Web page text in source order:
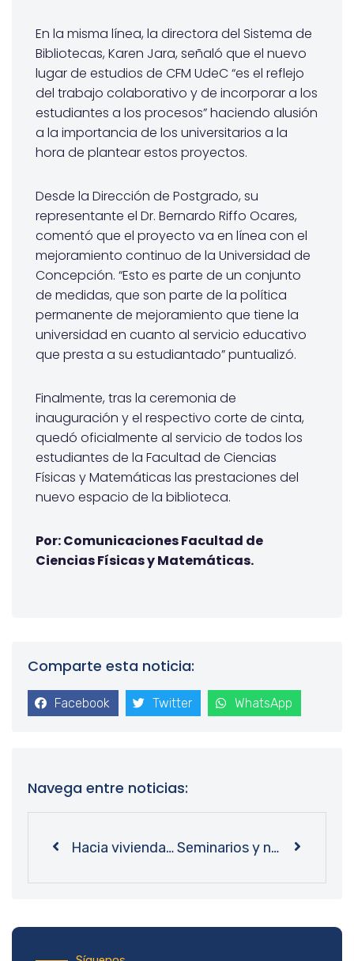
En la misma línea, la directora del Sistema de
Bibliotecas, Karen Jara, señaló que el nuevo
lugar de estudios de CFM UdeC “es el reflejo
del trabajo colaborativo y de incorporar a los
estudiantes a los procesos” haciendo alusión
a la importancia de los universitarios a la
hora de plantear estos proyectos.
Desde la Dirección de Postgrado, su
representante el Dr. Bernardo Riffo Ocares,
comentó que el proyecto va en línea con el
mejoramiento continuo de la Universidad de
Concepción. “Esto es parte de un conjunto
de medidas, que son parte de la política
permanente de mejoramiento que tiene la
universidad en cuanto al servicio educativo
que presta a su estudiantado” puntualizó.
Finalmente, tras la ceremonia de
inauguración y el respectivo corte de cinta,
quedó oficialmente al servicio de todos los
estudiantes de la Facultad de Ciencias
Físicas y Matemáticas las prestaciones del
nuevo espacio de la biblioteca.
Por: Comunicaciones Facultad de
Ciencias Físicas y Matemáticas.
Comparte esta noticia:
Facebook Twitter WhatsApp
Navega entre noticias:
Hacia viviendas más sustentables: Bibliotecas UdeC acoge exposición sobre la historia urbana en San Pedro de la Paz Seminarios y nueva plataforma: Equipo Directivo de InES Ciencia Abierta UdeC aborda avances del proyecto